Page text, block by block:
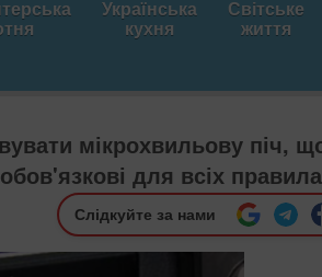
Українська
кухня
Світське
життя
мікрохвильову піч,
для всіх правила
Слідкуйте за нами